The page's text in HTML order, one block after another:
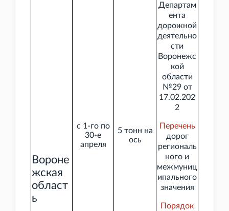
Вороне
жская
област
ь
с 1-го по
30-е
апреля
5 тонн на
ось
Департам
ента
дорожной
деятельно
сти
Воронежс
кой
области
№29 от
17.02.202
2
Перечень
дорог
региональ
ного и
межмуниц
ипального
значения
Порядок